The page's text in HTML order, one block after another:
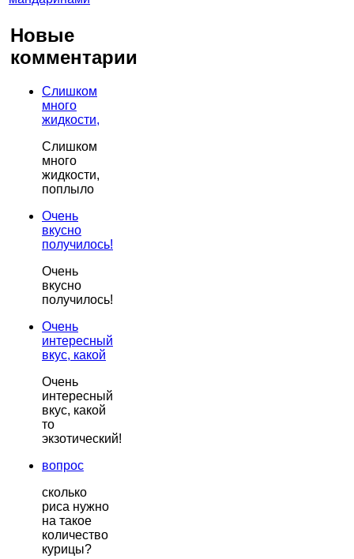
Новые
комментарии
Слишком
много
жидкости,
Слишком
много
жидкости,
поплыло
Очень
вкусно
получилось!
Очень
вкусно
получилось!
Очень
интересный
вкус, какой
Очень
интересный
вкус, какой
то
экзотический!
вопрос
сколько
риса нужно
на такое
количество
курицы?